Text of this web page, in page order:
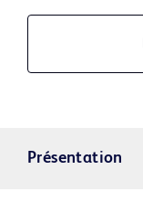
Présentation